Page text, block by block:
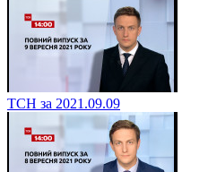
ТСН за 2021.09.09